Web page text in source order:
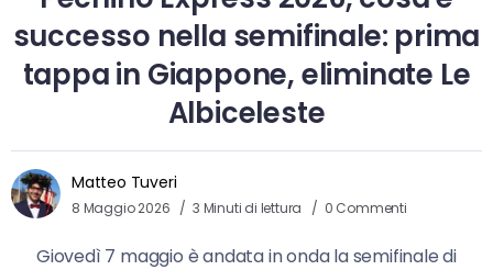
successo nella semifinale: prima
tappa in Giappone, eliminate Le
Albiceleste
Matteo Tuveri
8 Maggio 2026 3 Minuti di lettura 0 Commenti
Giovedì 7 maggio è andata in onda la semifinale di